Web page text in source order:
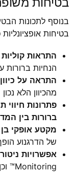
בנוסף לתכונות
בטיחות אופציונליות
התראות קוליות
הנחיות ברורות
התראה על
מהכיוון הלא נכון
פתרונות חיווי
ברורות בין
מקטע אופקי
של הדרגנוע
אפשרויות